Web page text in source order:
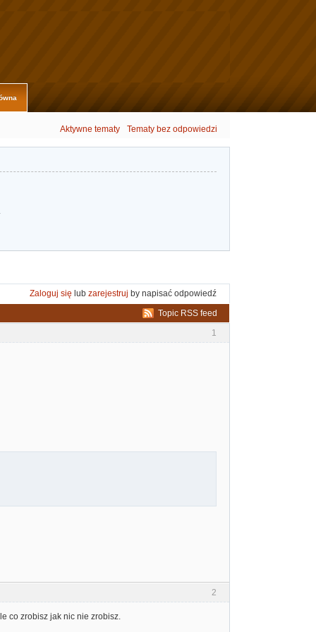
Aktywne tematy Tematy bez odpowiedzi
Zaloguj się lub zarejestruj by napisać odpowiedź
Topic RSS feed
1
2
co zrobisz jak nic nie zrobisz.